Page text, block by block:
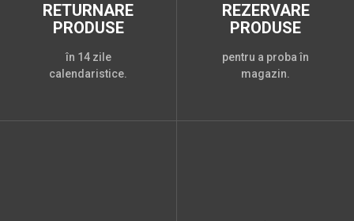
RETURNARE
PRODUSE
în 14 zile
calendaristice.
REZERVARE
PRODUSE
pentru a proba în
magazin.